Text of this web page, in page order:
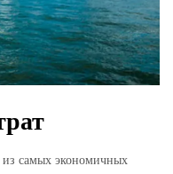
самых экономичных